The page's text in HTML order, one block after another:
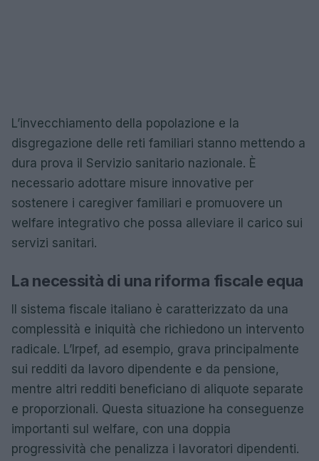
L’invecchiamento della popolazione e la
disgregazione delle reti familiari stanno mettendo a
dura prova il Servizio sanitario nazionale. È
necessario adottare misure innovative per
sostenere i caregiver familiari e promuovere un
welfare integrativo che possa alleviare il carico sui
servizi sanitari.
La necessità di una riforma fiscale equa
Il sistema fiscale italiano è caratterizzato da una
complessità e iniquità che richiedono un intervento
radicale. L’Irpef, ad esempio, grava principalmente
sui redditi da lavoro dipendente e da pensione,
mentre altri redditi beneficiano di aliquote separate
e proporzionali. Questa situazione ha conseguenze
importanti sul welfare, con una doppia
progressività che penalizza i lavoratori dipendenti.